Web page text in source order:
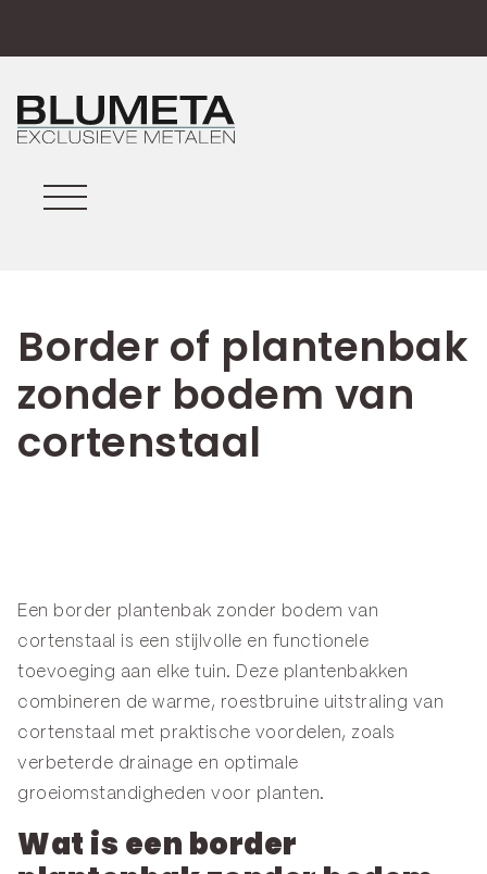
Border of plantenbak
zonder bodem van
cortenstaal
Een border plantenbak zonder bodem van
cortenstaal is een stijlvolle en functionele
toevoeging aan elke tuin. Deze plantenbakken
combineren de warme, roestbruine uitstraling van
cortenstaal met praktische voordelen, zoals
verbeterde drainage en optimale
groeiomstandigheden voor planten.
Wat is een border